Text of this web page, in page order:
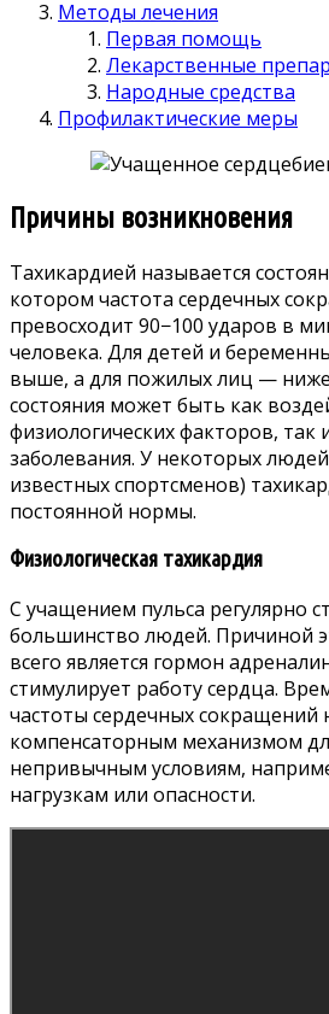
Методы лечения
Первая помощь
Лекарственные
Народные средства
Профилактические меры
Причины возникновения
Тахикардией называется
котором частота сердечных
превосходит 90−100 ударов в
человека. Для детей и
выше, а для пожилых лиц —
состояния может быть как
физиологических факторов, так
заболевания. У некоторых
известных спортсменов)
постоянной нормы.
Физиологическая тахикардия
С учащением пульса регулярно
большинство людей. Причиной
всего является гормон
стимулирует работу сердца.
частоты сердечных сокращений
компенсаторным механизмом
непривычным условиям,
нагрузкам или опасности.